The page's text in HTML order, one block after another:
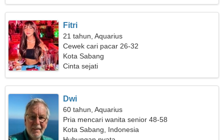
Fitri
21 tahun, Aquarius
Cewek cari pacar 26-32
Kota Sabang
Cinta sejati
Dwi
60 tahun, Aquarius
Pria mencari wanita senior 48-58
Kota Sabang, Indonesia